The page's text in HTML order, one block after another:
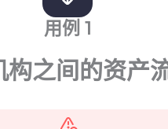
用例 1
构之间的资产